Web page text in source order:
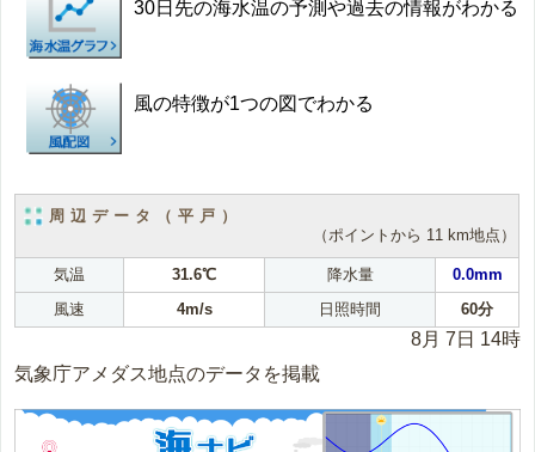
30日先の海水温の予測や過去の情報がわかる
風の特徴が1つの図でわかる
周辺データ（平戸）
（ポイントから 11 km地点）
気温 31.6℃ 降水量
0.0mm
風速
4m/s 日照時間 60分
8月 7日 14時
気象庁アメダス地点のデータを掲載